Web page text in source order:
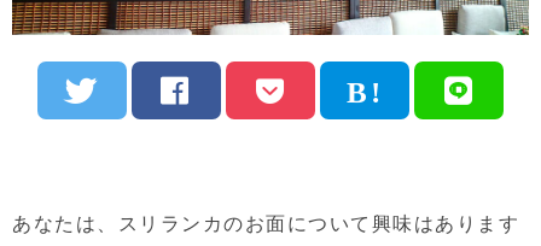
あなたは、スリランカのお面について興味はあります